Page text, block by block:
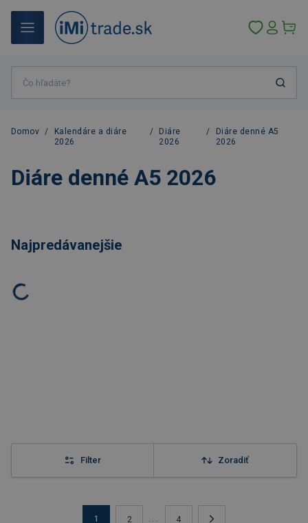
Domov /
Kalendáre a diáre
2026
/
Diáre
2026
/
Diáre denné A5
2026
Diáre denné A5 2026
Najpredávanejšie
Filter Zoradiť
1 2 ... 4